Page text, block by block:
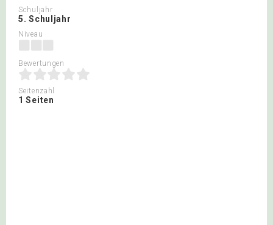
Schuljahr
5. Schuljahr
Niveau
Bewertungen
Seitenzahl
1 Seiten